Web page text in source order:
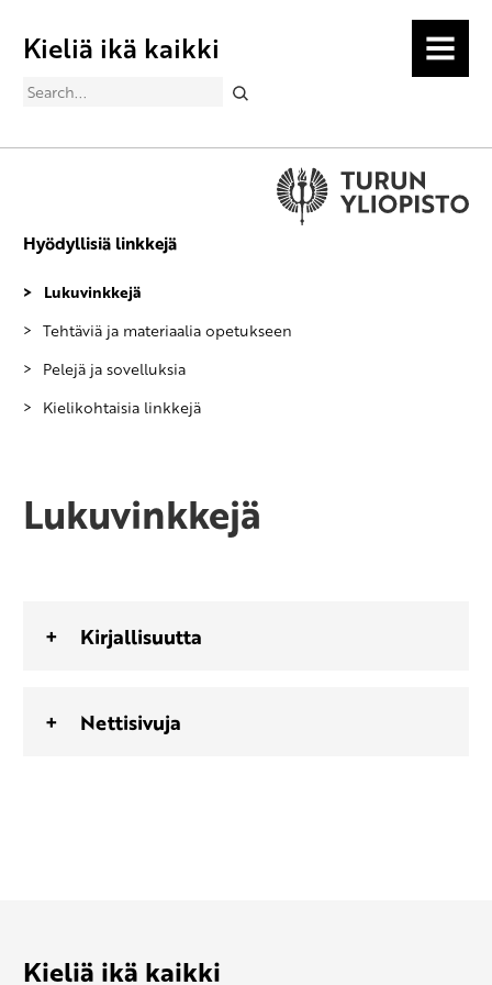
Kieliä ikä kaikki MENU
Search
Hyödyllisiä linkkejä
Lukuvinkkejä
Tehtäviä ja materiaalia opetukseen
Pelejä ja sovelluksia
Kielikohtaisia linkkejä
Lukuvinkkejä
Kirjallisuutta
Nettisivuja
Kieliä ikä kaikki